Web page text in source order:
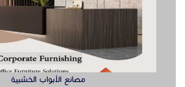
مصانع الأبواب الخشبية